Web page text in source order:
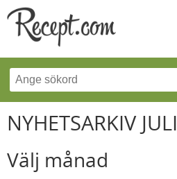
NYHETSARKIV JULI
Välj månad